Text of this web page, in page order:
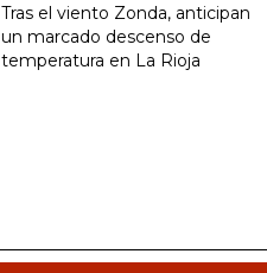
Tras el viento Zonda, anticipan
un marcado descenso de
temperatura en La Rioja